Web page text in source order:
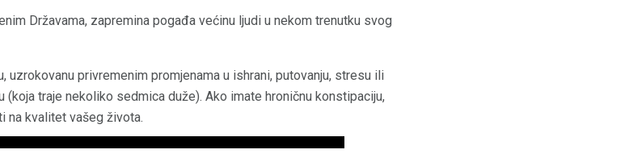
Državama, zapremina pogađa većinu ljudi u nekom trenutku svog
uzrokovanu privremenim promjenama u ishrani, putovanju, stresu ili
traje nekoliko sedmica duže). Ako imate hroničnu konstipaciju,
na kvalitet vašeg života.